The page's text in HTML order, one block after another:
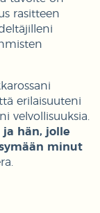
rasitteen
erilaisuuteni
velvollisuuksia.
hän, jolle
minut